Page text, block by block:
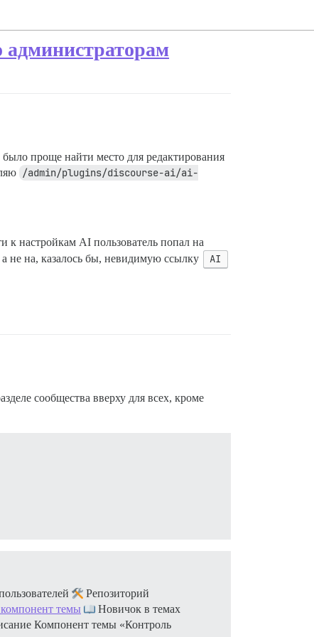
проще найти место для редактирования
/admin/plugins/discourse-ai/ai-
к настройкам AI пользователь попал на
на, казалось бы, невидимую ссылку AI
сообщества вверху для всех, кроме
Репозиторий
темы
Новичок в темах
Компонент темы «Контроль